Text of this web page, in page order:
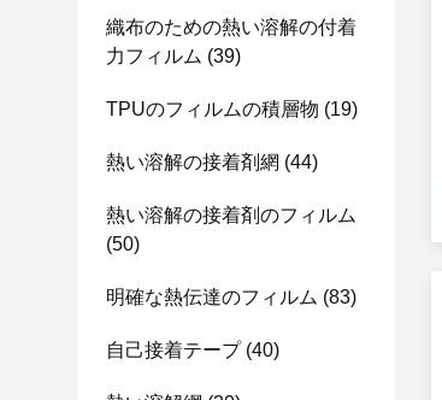
織布のための熱い溶解の付着
力フィルム (39)
TPUのフィルムの積層物 (19)
熱い溶解の接着剤網 (44)
熱い溶解の接着剤のフィルム
(50)
明確な熱伝達のフィルム (83)
自己接着テープ(40)